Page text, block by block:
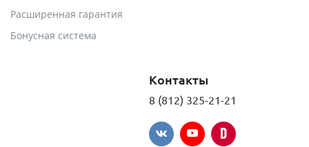
Расширенная гарантия
Бонусная система
Контакты
8 (812) 325-21-21